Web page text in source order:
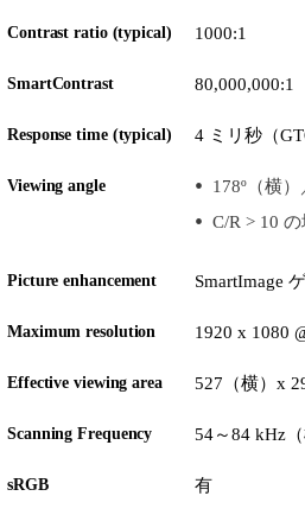
Contrast ratio (typical) 1000:1
SmartContrast 80,000,000:1
Response time (typical) 4 ミリ秒（
Viewing angle
178º（横）
C/R > 10
Picture enhancement SmartImage
Maximum resolution 1920 x 1080
Effective viewing area 527（横）x
Scanning Frequency 54～84 kHz
sRGB 有